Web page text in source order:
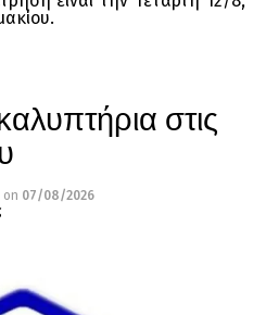
στις
on 07/08/2026